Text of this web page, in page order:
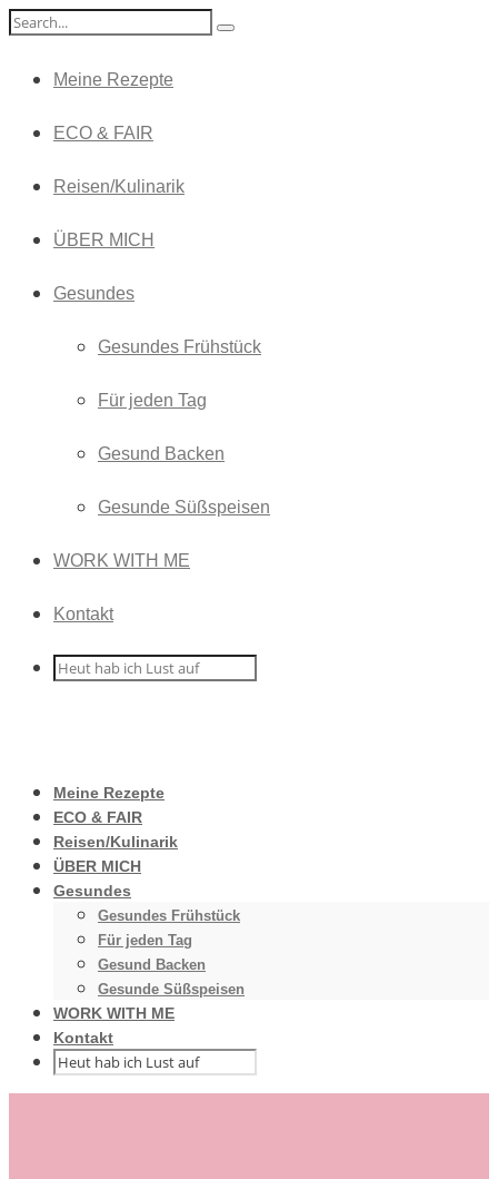
Meine Rezepte
ECO & FAIR
Reisen/Kulinarik
ÜBER MICH
Gesundes
Gesundes Frühstück
Für jeden Tag
Gesund Backen
Gesunde Süßspeisen
WORK WITH ME
Kontakt
Meine Rezepte
ECO & FAIR
Reisen/Kulinarik
ÜBER MICH
Gesundes
Gesundes Frühstück
Für jeden Tag
Gesund Backen
Gesunde Süßspeisen
WORK WITH ME
Kontakt